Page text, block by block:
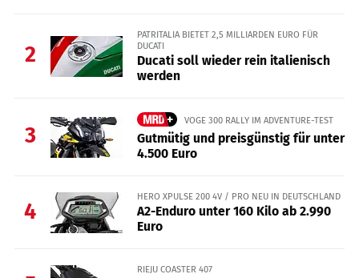
2
PATRITALIA BIETET 2,5 MILLIARDEN EURO FÜR
DUCATI
Ducati soll wieder rein italienisch
werden
3
VOGE 300 RALLY IM ADVENTURE-TEST
Gutmütig und preisgünstig für unter
4.500 Euro
4
HERO XPULSE 200 4V / PRO NEU IN DEUTSCHLAND
A2-Enduro unter 160 Kilo ab 2.990
Euro
RIEJU COASTER 407